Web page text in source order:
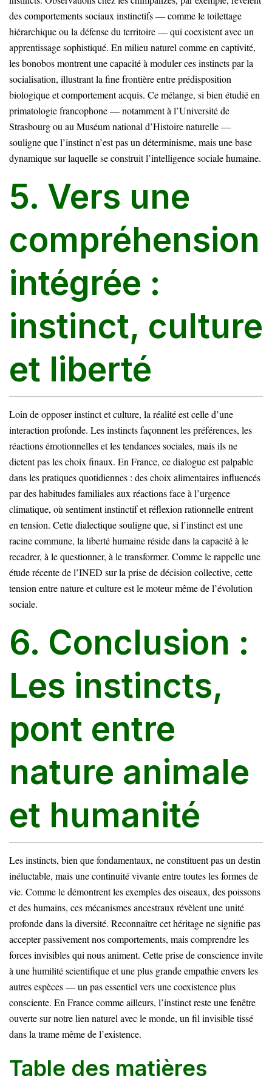
des comportements sociaux instinctifs — comme le toilettage
hiérarchique ou la défense du territoire — qui coexistent avec un
apprentissage sophistiqué. En milieu naturel comme en captivité,
les bonobos montrent une capacité à moduler ces instincts par la
socialisation, illustrant la fine frontière entre prédisposition
biologique et comportement acquis. Ce mélange, si bien étudié en
primatologie francophone — notamment à l’Université de
Strasbourg ou au Muséum national d’Histoire naturelle —
souligne que l’instinct n’est pas un déterminisme, mais une base
dynamique sur laquelle se construit l’intelligence sociale humaine.
5. Vers une
compréhension
intégrée :
instinct, culture
et liberté
Loin de opposer instinct et culture, la réalité est celle d’une
interaction profonde. Les instincts façonnent les préférences, les
réactions émotionnelles et les tendances sociales, mais ils ne
dictent pas les choix finaux. En France, ce dialogue est palpable
dans les pratiques quotidiennes : des choix alimentaires influencés
par des habitudes familiales aux réactions face à l’urgence
climatique, où sentiment instinctif et réflexion rationnelle entrent
en tension. Cette dialectique souligne que, si l’instinct est une
racine commune, la liberté humaine réside dans la capacité à le
recadrer, à le questionner, à le transformer. Comme le rappelle une
étude récente de l’INED sur la prise de décision collective, cette
tension entre nature et culture est le moteur même de l’évolution
sociale.
6. Conclusion :
Les instincts,
pont entre
nature animale
et humanité
Les instincts, bien que fondamentaux, ne constituent pas un destin
inéluctable, mais une continuité vivante entre toutes les formes de
vie. Comme le démontrent les exemples des oiseaux, des poissons
et des humains, ces mécanismes ancestraux révèlent une unité
profonde dans la diversité. Reconnaître cet héritage ne signifie pas
accepter passivement nos comportements, mais comprendre les
forces invisibles qui nous animent. Cette prise de conscience invite
à une humilité scientifique et une plus grande empathie envers les
autres espèces — un pas essentiel vers une coexistence plus
consciente. En France comme ailleurs, l’instinct reste une fenêtre
ouverte sur notre lien naturel avec le monde, un fil invisible tissé
dans la trame même de l’existence.
Table des matières